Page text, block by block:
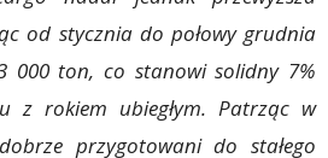
od stycznia do połowy grudnia
000 ton, co stanowi solidny 7%
z rokiem ubiegłym. Patrząc w
przygotowani do stałego